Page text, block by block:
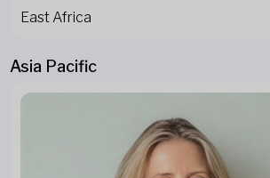
East Africa
Asia Pacific